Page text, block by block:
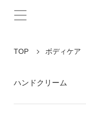
TOP ボディケア
ハンドクリーム